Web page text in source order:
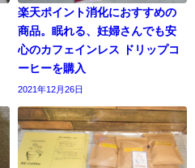
楽天ポイント消化におすすめの
商品。眠れる、妊婦さんでも安
心のカフェインレス ドリップコ
ーヒーを購入
2021年12月26日